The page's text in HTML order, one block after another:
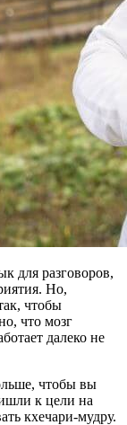
для разговоров,
Но,
чтобы
что мозг
далеко не
чтобы вы
к цели на
кхечари-мудру.